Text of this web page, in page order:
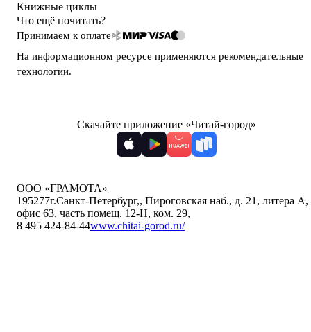
Книжные циклы
Что ещё почитать?
Принимаем к оплате
На информационном ресурсе применяются рекомендательные
технологии.
Скачайте приложение «Читай-город»
ООО «ГРАМОТА»
195277г.Санкт-Петербург,, Пироговская наб., д. 21, литера А,
офис 63, часть помещ. 12-Н, ком. 29,
8 495 424-84-44www.chitai-gorod.ru/